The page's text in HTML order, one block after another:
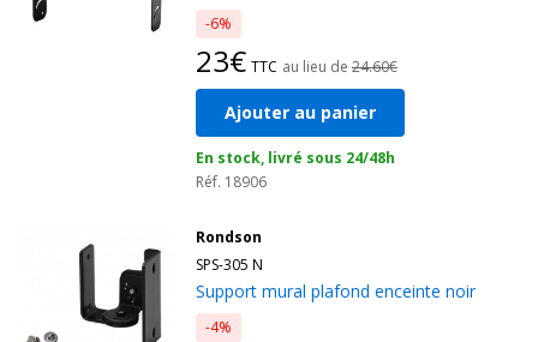
-6%
23€ TTC au lieu de 24.60€
Ajouter au panier
En stock, livré sous 24/48h
Réf. 18906
Rondson
SPS-305 N
Support mural plafond enceinte noir
-4%